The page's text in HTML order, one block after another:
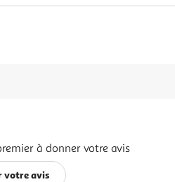
à donner votre avis
votre avis